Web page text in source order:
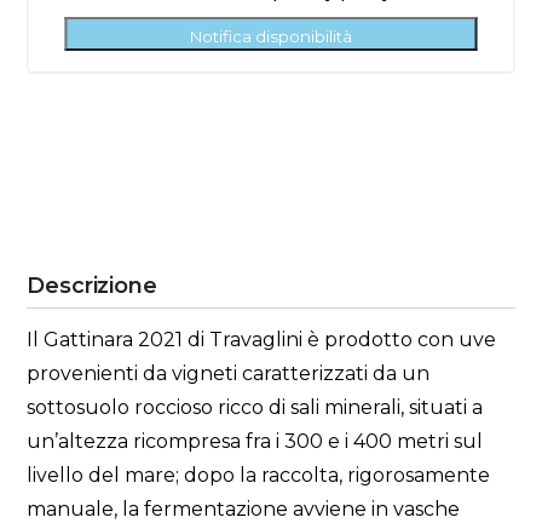
Notifica disponibilità
Descrizione
Il Gattinara 2021 di Travaglini è prodotto con uve
provenienti da vigneti caratterizzati da un
sottosuolo roccioso ricco di sali minerali, situati a
un’altezza ricompresa fra i 300 e i 400 metri sul
livello del mare; dopo la raccolta, rigorosamente
manuale, la fermentazione avviene in vasche